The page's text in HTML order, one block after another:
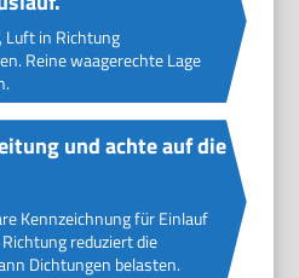
Luft in Richtung
Reine waagerechte Lage
und achte auf die
Kennzeichnung für Einlauf
reduziert die
Dichtungen belasten.